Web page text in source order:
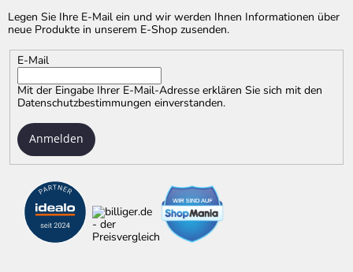
Legen Sie Ihre E-Mail ein und wir werden Ihnen Informationen über
neue Produkte in unserem E-Shop zusenden.
E-Mail
Mit der Eingabe Ihrer E-Mail-Adresse erklären Sie sich mit den
Datenschutzbestimmungen einverstanden.
Anmelden